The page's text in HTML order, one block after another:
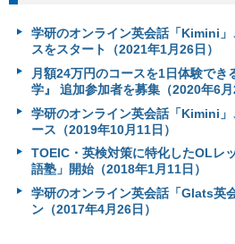
学研のオンライン英会話「Kimini
スをスタート（2021年1月26日）
月額24万円のコースを1日体験でき
学』 追加参加者を募集（2020年6月
学研のオンライン英会話「Kimini」
ース（2019年10月11日）
TOEIC・英検対策に特化したOLレ
語塾」開始（2018年1月11日）
学研のオンライン英会話「Glats英
ン（2017年4月26日）